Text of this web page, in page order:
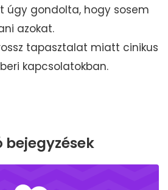
úgy gondolta, hogy sosem
azokat.
tapasztalat miatt cinikus
kapcsolatokban.
bejegyzések